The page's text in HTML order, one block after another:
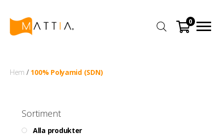
0
Hem / 100% Polyamid (SDN)
Sortiment
Alla produkter